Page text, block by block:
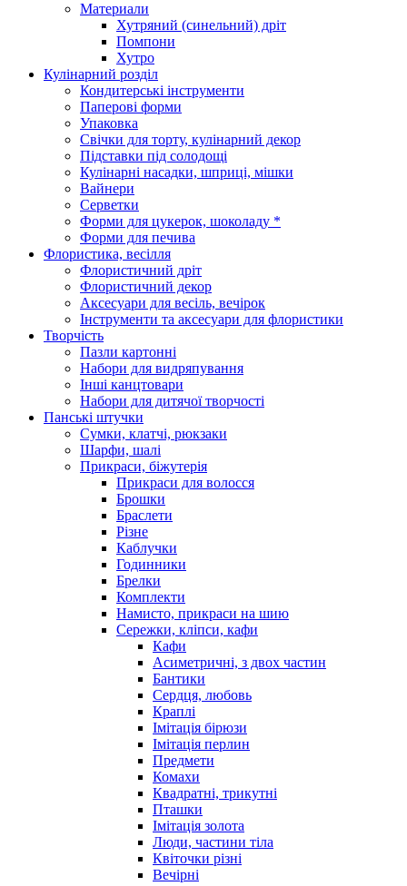
Материали
Хутряний (синельний) дріт
Помпони
Хутро
Кулінарний розділ
Кондитерські інструменти
Паперові форми
Упаковка
Свічки для торту, кулінарний декор
Підставки під солодощі
Кулінарні насадки, шприці, мішки
Вайнери
Серветки
Форми для цукерок, шоколаду *
Форми для печива
Флористика, весілля
Флористичний дріт
Флористичний декор
Аксесуари для весіль, вечірок
Інструменти та аксесуари для флористики
Творчість
Пазли картонні
Набори для видряпування
Інші канцтовари
Набори для дитячої творчості
Панські штучки
Сумки, клатчі, рюкзаки
Шарфи, шалі
Прикраси, біжутерія
Прикраси для волосся
Брошки
Браслети
Різне
Каблучки
Годинники
Брелки
Комплекти
Намисто, прикраси на шию
Сережки, кліпси, кафи
Кафи
Асиметричні, з двох частин
Бантики
Сердця, любовь
Краплі
Імітація бірюзи
Імітація перлин
Предмети
Комахи
Квадратні, трикутні
Пташки
Імітація золота
Люди, частини тіла
Квіточки різні
Вечірні